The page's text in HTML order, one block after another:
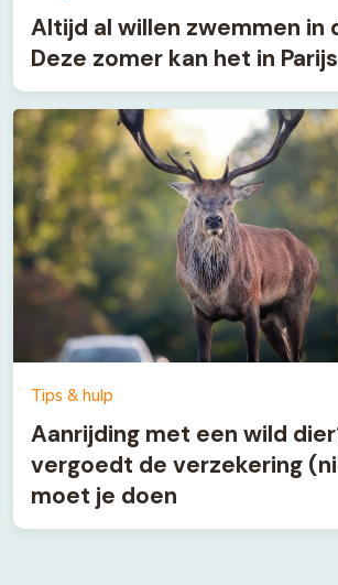
Altijd al willen zwemmen in
Deze zomer kan het in Parijs
Tips & hulp
Aanrijding met een wild
vergoedt de verzekering
moet je doen